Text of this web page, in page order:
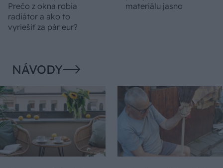
Prečo z okna robia
radiátor a ako to
vyriešiť za pár eur?
materiálu jasno
NÁVODY